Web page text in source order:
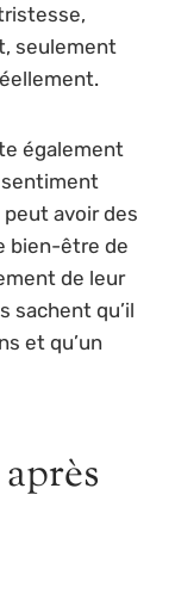
seulement
également
avoir des
bien-être de
de leur
sachent qu’il
et qu’un